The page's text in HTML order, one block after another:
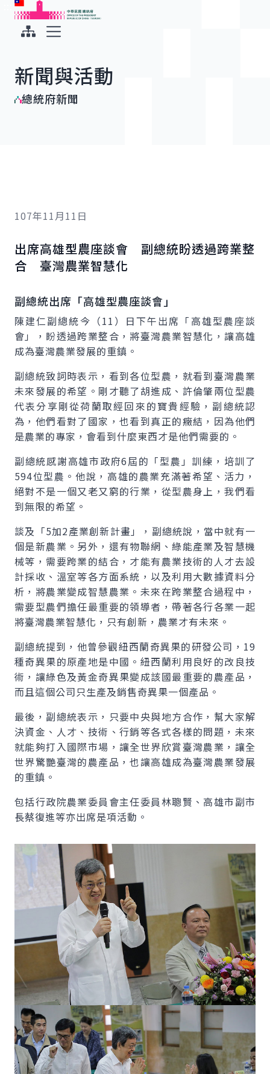
跳到主要內容
中華民國總統府
新聞與活動
總統府新聞
107年11月11日
出席高雄型農座談會 副總統盼透過跨業整
合 臺灣農業智慧化
副總統出席「高雄型農座談會」
陳建仁副總統今（11）日下午出席「高雄型農座談
會」，盼透過跨業整合，將臺灣農業智慧化，讓高雄
成為臺灣農業發展的重鎮。
副總統致詞時表示，看到各位型農，就看到臺灣農業
未來發展的希望。剛才聽了胡進成、許倫肇兩位型農
代表分享剛從荷蘭取經回來的寶貴經驗，副總統認
為，他們看對了國家，也看到真正的癥結，因為他們
是農業的專家，會看到什麼東西才是他們需要的。
副總統感謝高雄市政府6屆的「型農」訓練，培訓了
594位型農。他說，高雄的農業充滿著希望、活力，
絕對不是一個又老又窮的行業，從型農身上，我們看
到無限的希望。
談及「5加2產業創新計畫」，副總統說，當中就有一
個是新農業。另外，還有物聯網、綠能產業及智慧機
械等，需要跨業的結合，才能有農業技術的人才去設
計採收、溫室等各方面系統，以及利用大數據資料分
析，將農業變成智慧農業。未來在跨業整合過程中，
需要型農們擔任最重要的領導者，帶著各行各業一起
將臺灣農業智慧化，只有創新，農業才有未來。
副總統提到，他曾參觀紐西蘭奇異果的研發公司，19
種奇異果的原產地是中國。紐西蘭利用良好的改良技
術，讓綠色及黃金奇異果變成該國最重要的農產品，
而且這個公司只生產及銷售奇異果一個產品。
最後，副總統表示，只要中央與地方合作，幫大家解
決資金、人才、技術、行銷等各式各樣的問題，未來
就能夠打入國際市場，讓全世界欣賞臺灣農業，讓全
世界驚艷臺灣的農產品，也讓高雄成為臺灣農業發展
的重鎮。
包括行政院農業委員會主任委員林聰賢、高雄市副市
長蔡復進等亦出席是項活動。